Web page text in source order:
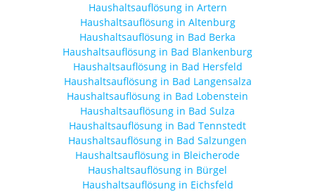
Haushaltsauflösung in Artern
Haushaltsauflösung in Altenburg
Haushaltsauflösung in Bad Berka
Haushaltsauflösung in Bad Blankenburg
Haushaltsauflösung in Bad Hersfeld
Haushaltsauflösung in Bad Langensalza
Haushaltsauflösung in Bad Lobenstein
Haushaltsauflösung in Bad Sulza
Haushaltsauflösung in Bad Tennstedt
Haushaltsauflösung in Bad Salzungen
Haushaltsauflösung in Bleicherode
Haushaltsauflösung in Bürgel
Haushaltsauflösung in Eichsfeld